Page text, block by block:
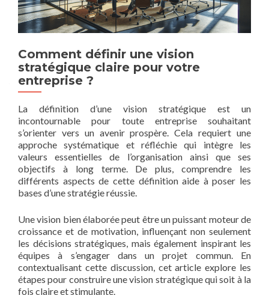
Comment définir une vision
stratégique claire pour votre
entreprise ?
La définition d’une vision stratégique est un
incontournable pour toute entreprise souhaitant
s’orienter vers un avenir prospère. Cela requiert une
approche systématique et réfléchie qui intègre les
valeurs essentielles de l’organisation ainsi que ses
objectifs à long terme. De plus, comprendre les
différents aspects de cette définition aide à poser les
bases d’une stratégie réussie.
Une vision bien élaborée peut être un puissant moteur de
croissance et de motivation, influençant non seulement
les décisions stratégiques, mais également inspirant les
équipes à s’engager dans un projet commun. En
contextualisant cette discussion, cet article explore les
étapes pour construire une vision stratégique qui soit à la
fois claire et stimulante.